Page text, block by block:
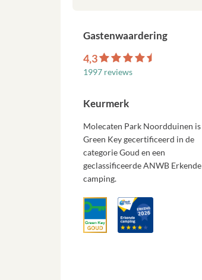
Gastenwaardering
4,3
1997 reviews
Keurmerk
Molecaten Park Noordduinen is
Green Key gecertificeerd in de
categorie Goud en een
geclassificeerde ANWB Erkende
camping.